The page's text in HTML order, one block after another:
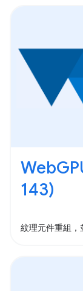
143)
紋理元件重組，